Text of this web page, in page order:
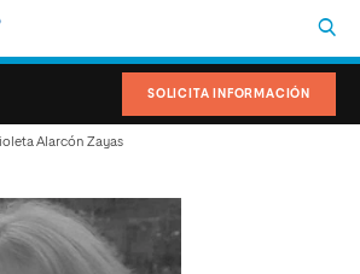
SOLICITA INFORMACIÓN
Alarcón Zayas